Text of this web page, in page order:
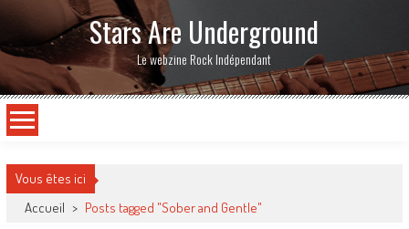
Stars Are Underground
Le webzine Rock Indépendant
Vous êtes ici
Accueil > Posts tagged "Sober and Gentle"